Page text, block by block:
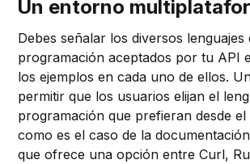
Un entorno
Debes señalar los diversos lenguajes
programación aceptados por tu API
los ejemplos en cada uno de ellos.
permitir que los usuarios elijan el
programación que prefieran desde
como es el caso de la
que ofrece una opción entre Curl,